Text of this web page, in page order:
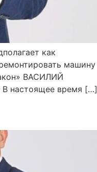
как
машину
ВАСИЛИЙ
В настоящее время […]